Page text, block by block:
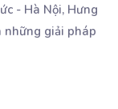
- Hà Nội, Hưng
những giải pháp